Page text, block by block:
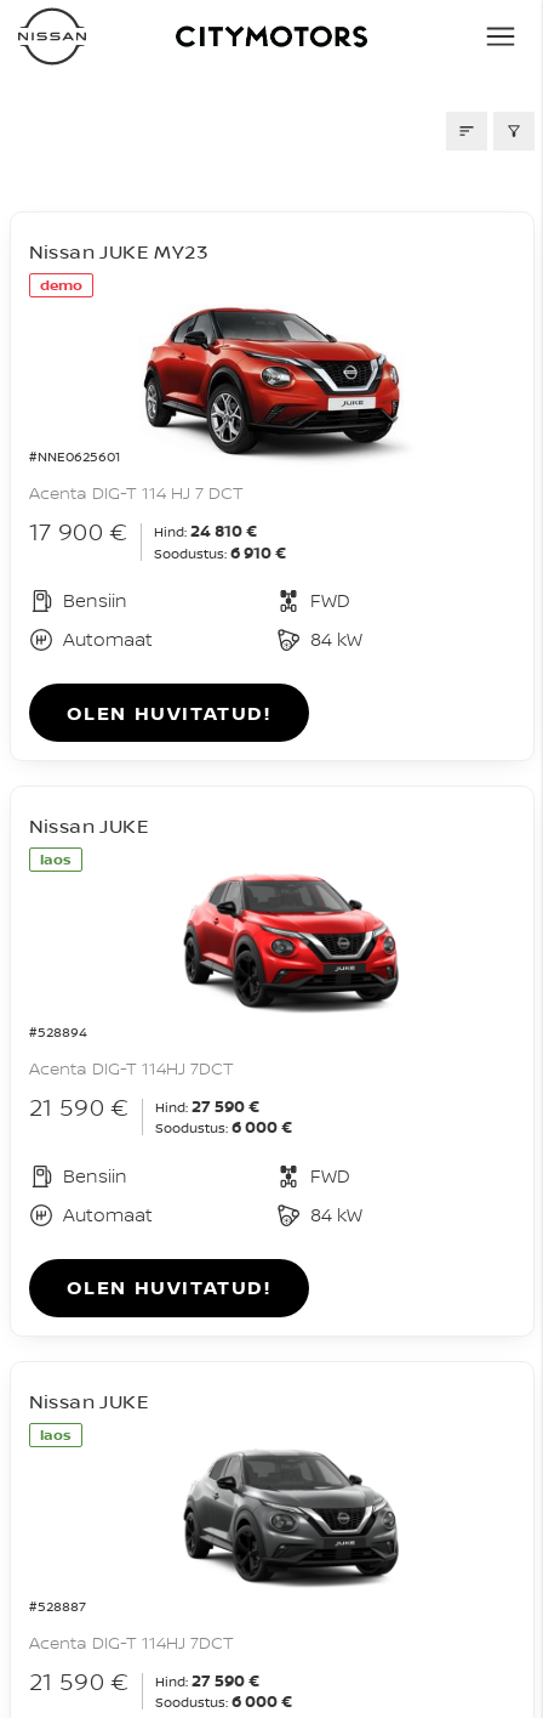
demo
#NNE0625601
Nissan JUKE MY23
Acenta DIG-T 114 HJ 7 DCT
17 900 € Hind: 24 810 €
Soodustus: 6 910 €
Bensiin
FWD
Automaat
84 kW
OLEN HUVITATUD!
laos
#528894
Nissan JUKE
Acenta DIG-T 114HJ 7DCT
21 590 € Hind: 27 590 €
Soodustus: 6 000 €
Bensiin
FWD
Automaat
84 kW
OLEN HUVITATUD!
laos
#528887
Nissan JUKE
Acenta DIG-T 114HJ 7DCT
21 590 € Hind: 27 590 €
Soodustus: 6 000 €